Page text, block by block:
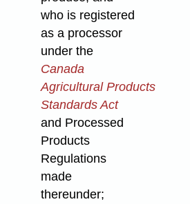
who is registered
as a processor
under the
Canada
Agricultural Products
Standards Act
and Processed
Products
Regulations
made
thereunder;